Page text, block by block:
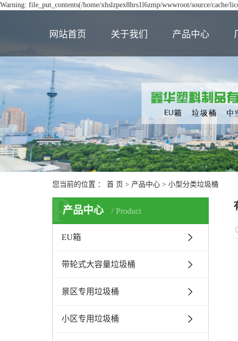
Warning: file_put_contents(/home/xhslzpex8hrs1l6zmp/wwwroot/source/cache/
网站首页 关于我们 产品中心
您当前的位置 ： 首 页 > 产品中心 > 小型分类垃圾桶
产品中心 Product
P
EU箱
带轮式大容量垃圾桶
景区专用垃圾桶
小区专用垃圾桶